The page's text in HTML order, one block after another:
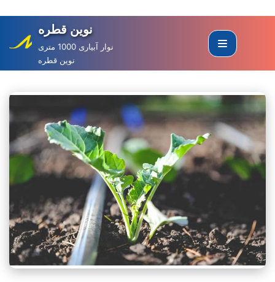
to
content
نوین قطره
نوار آبیاری 1000 متری
نوین قطره